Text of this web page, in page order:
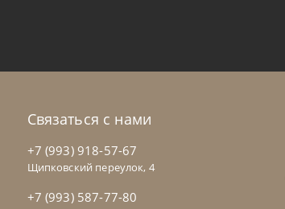
Связаться с нами
+7 (993) 918-57-67
Щипковский переулок, 4
+7 (993) 587-77-80